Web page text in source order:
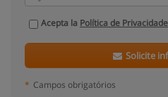
Acepta la Política de Privacidade
Solicite
* Campos obrigatórios